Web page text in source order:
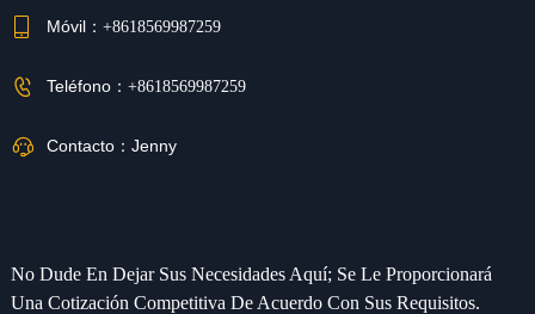
Móvil： +8618569987259
Teléfono： +8618569987259
Contacto： Jenny
No Dude En Dejar Sus Necesidades Aquí; Se Le Proporcionará
Una Cotización Competitiva De Acuerdo Con Sus Requisitos.